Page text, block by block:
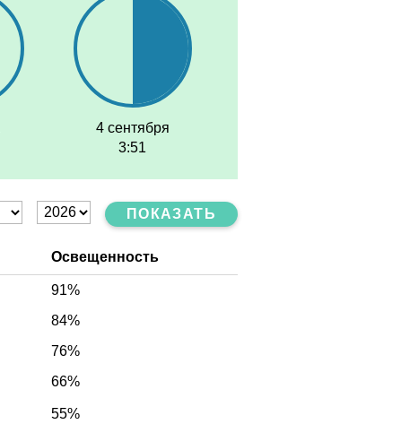
4 сентября
3:51
ПОКАЗАТЬ
Освещенность
91%
84%
76%
66%
55%